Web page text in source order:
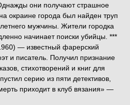
они получают страшное
окраине города был найден труп
мужчины. Жители городка
начинает поиски убийцы. ***
— известный фарерский
и писатель. Получил признание
стихотворений и книг для
серию из пяти детективов,
приходит в клуб вязания» —